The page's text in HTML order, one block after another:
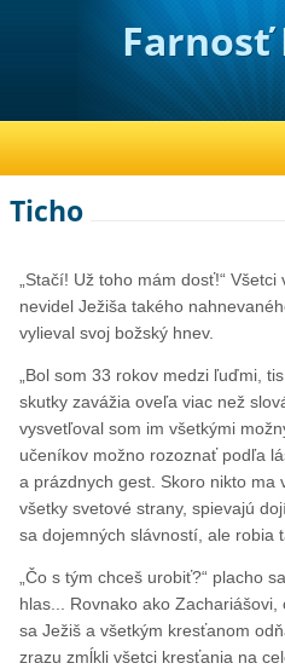
Farnosť
Ticho
„Stačí! Už toho mám dosť!“
nevidel Ježiša takého
vylieval svoj božský hnev.
„Bol som 33 rokov medzi ľuďmi,
skutky zavážia oveľa viac než
vysvetľoval som im všetkými
učeníkov možno rozoznať podľa
a prázdnych gest. Skoro nikto ma
všetky svetové strany, spievajú
sa dojemných slávností, ale robia
„Čo s tým chceš urobiť?“ placho
hlas... Rovnako ako
sa Ježiš a všetkým kresťanom
zrazu zmĺkli všetci kresťania na